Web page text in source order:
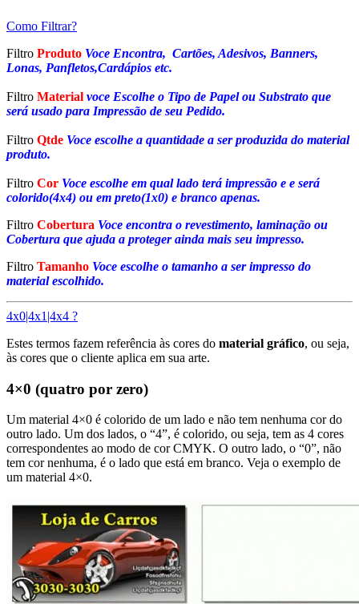
Como Filtrar?
Filtro Produto Voce Encontra, Cartões, Adesivos, Banners,
Lonas, Panfletos,Cardápios etc.
Filtro Material voce Escolhe o Tipo de Papel ou Substrato que
será usado para Impressão de seu Pedido.
Filtro Qtde Voce escolhe a quantidade a ser produzida do material
produto.
Filtro Cor Voce escolhe em qual lado terá impressão e e será
colorido(4x4) ou em preto(1x0) e branco apenas.
Filtro Cobertura Voce encontra o revestimento, laminação ou
Cobertura que ajuda a proteger ainda mais seu impresso.
Filtro Tamanho Voce escolhe o tamanho a ser impresso do
material escolhido.
4x0|4x1|4x4 ?
Estes termos fazem referência às cores do material gráfico, ou seja,
às cores que o cliente aplica em sua arte.
4×0 (quatro por zero)
Um material 4×0 é colorido de um lado e não tem nenhuma cor do
outro lado. Um dos lados, o “4”, é colorido, ou seja, tem as 4 cores
correspondentes ao modo de cor CMYK. O outro lado, o “0”, não
tem cor nenhuma, é o lado que está em branco. Veja o exemplo de
um material 4×0.